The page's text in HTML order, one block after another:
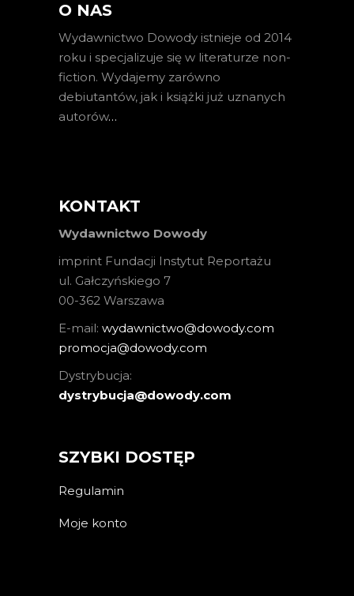
O NAS
Wydawnictwo Dowody istnieje od 2014
roku i specjalizuje się w literaturze non-
fiction. Wydajemy zarówno
debiutantów, jak i książki już uznanych
autorów…
KONTAKT
Wydawnictwo Dowody
imprint Fundacji Instytut Reportażu
ul. Gałczyńskiego 7
00-362 Warszawa
E-mail: wydawnictwo@dowody.com
promocja@dowody.com
Dystrybucja:
dystrybucja@dowody.com
SZYBKI DOSTĘP
Regulamin
Moje konto